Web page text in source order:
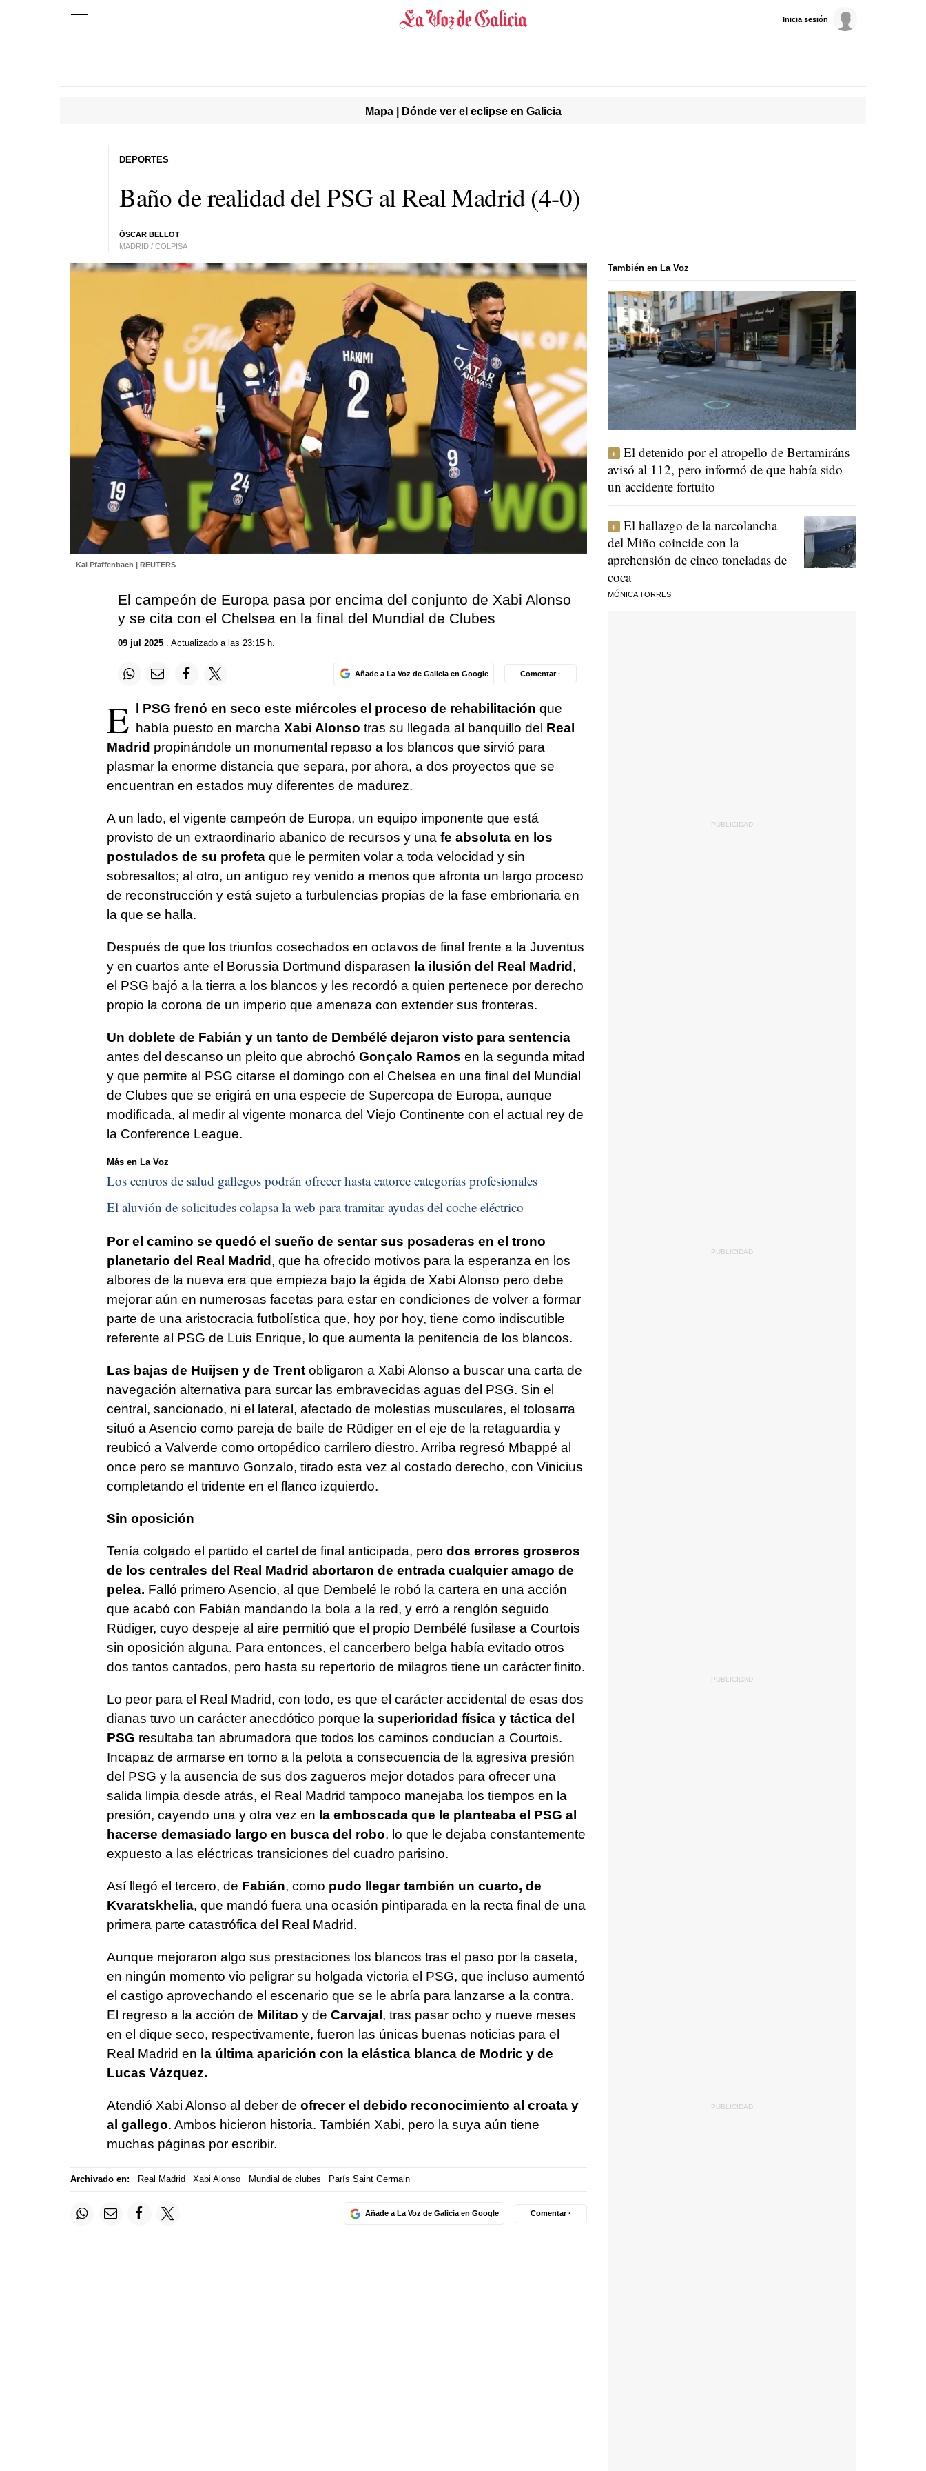
Inicia sesión
Mapa | Dónde ver el eclipse en Galicia
Baño de realidad del PSG al Real Madrid (4-0)
ÓSCAR BELLOT
MADRID / COLPISA
DEPORTES
Kai Pfaffenbach | REUTERS
El campeón de Europa pasa por encima del conjunto de Xabi Alonso
y se cita con el Chelsea en la final del Mundial de Clubes
09 jul 2025. Actualizado a las 23:15 h.
Añade a La Voz de Galicia en Google Comentar ·
E l PSG frenó en seco este miércoles el proceso de rehabilitación que
había puesto en marcha Xabi Alonso tras su llegada al banquillo del Real
Madrid propinándole un monumental repaso a los blancos que sirvió para
plasmar la enorme distancia que separa, por ahora, a dos proyectos que se
encuentran en estados muy diferentes de madurez.
A un lado, el vigente campeón de Europa, un equipo imponente que está
provisto de un extraordinario abanico de recursos y una fe absoluta en los
postulados de su profetaque le permiten volar a toda velocidad y sin
sobresaltos; al otro, un antiguo rey venido a menos que afronta un largo proceso
de reconstrucción y está sujeto a turbulencias propias de la fase embrionaria en
la que se halla.
Después de que los triunfos cosechados en octavos de final frente a la Juventus
y en cuartos ante el Borussia Dortmund disparasen la ilusión del Real Madrid,
el PSG bajó a la tierra a los blancos y les recordó a quien pertenece por derecho
propio la corona de un imperio que amenaza con extender sus fronteras.
Un doblete de Fabián y un tanto de Dembélé dejaron visto para sentencia
antes del descanso un pleito que abrochó Gonçalo Ramos en la segunda mitad
y que permite al PSG citarse el domingo con el Chelsea en una final del Mundial
de Clubes que se erigirá en una especie de Supercopa de Europa, aunque
modificada, al medir al vigente monarca del Viejo Continente con el actual rey de
la Conference League.
Más en La Voz
Los centros de salud gallegos podrán ofrecer hasta catorce categorías profesionales
El aluvión de solicitudes colapsa la web para tramitar ayudas del coche eléctrico
Por el camino se quedó el sueño de sentar sus posaderas en el trono
planetario del Real Madrid, que ha ofrecido motivos para la esperanza en los
albores de la nueva era que empieza bajo la égida de Xabi Alonso pero debe
mejorar aún en numerosas facetas para estar en condiciones de volver a formar
parte de una aristocracia futbolística que, hoy por hoy, tiene como indiscutible
referente al PSG de Luis Enrique, lo que aumenta la penitencia de los blancos.
Las bajas de Huijsen y de Trentobligaron a Xabi Alonso a buscar una carta de
navegación alternativa para surcar las embravecidas aguas del PSG. Sin el
central, sancionado, ni el lateral, afectado de molestias musculares, el tolosarra
situó a Asencio como pareja de baile de Rüdiger en el eje de la retaguardia y
reubicó a Valverde como ortopédico carrilero diestro. Arriba regresó Mbappé al
once pero se mantuvo Gonzalo, tirado esta vez al costado derecho, con Vinicius
completando el tridente en el flanco izquierdo.
Sin oposición
Tenía colgado el partido el cartel de final anticipada, pero dos errores groseros
de los centrales del Real Madrid abortaron de entrada cualquier amago de
pelea. Falló primero Asencio, al que Dembelé le robó la cartera en una acción
que acabó con Fabián mandando la bola a la red, y erró a renglón seguido
Rüdiger, cuyo despeje al aire permitió que el propio Dembélé fusilase a Courtois
sin oposición alguna. Para entonces, el cancerbero belga había evitado otros
dos tantos cantados, pero hasta su repertorio de milagros tiene un carácter finito.
Lo peor para el Real Madrid, con todo, es que el carácter accidental de esas dos
dianas tuvo un carácter anecdótico porque la superioridad física y táctica del
PSG resultaba tan abrumadora que todos los caminos conducían a Courtois.
Incapaz de armarse en torno a la pelota a consecuencia de la agresiva presión
del PSG y la ausencia de sus dos zagueros mejor dotados para ofrecer una
salida limpia desde atrás, el Real Madrid tampoco manejaba los tiempos en la
presión, cayendo una y otra vez en la emboscada que le planteaba el PSG al
hacerse demasiado largo en busca del robo, lo que le dejaba constantemente
expuesto a las eléctricas transiciones del cuadro parisino.
Así llegó el tercero, de Fabián, como pudo llegar también un cuarto, de
Kvaratskhelia, que mandó fuera una ocasión pintiparada en la recta final de una
primera parte catastrófica del Real Madrid.
Aunque mejoraron algo sus prestaciones los blancos tras el paso por la caseta,
en ningún momento vio peligrar su holgada victoria el PSG, que incluso aumentó
el castigo aprovechando el escenario que se le abría para lanzarse a la contra.
El regreso a la acción de Militao y de Carvajal, tras pasar ocho y nueve meses
en el dique seco, respectivamente, fueron las únicas buenas noticias para el
Real Madrid en la última aparición con la elástica blanca de Modric y de
Lucas Vázquez.
Atendió Xabi Alonso al deber de ofrecer el debido reconocimiento al croata y
al gallego. Ambos hicieron historia. También Xabi, pero la suya aún tiene
muchas páginas por escribir.
Archivado en: Real Madrid Xabi Alonso Mundial de clubes París Saint Germain
Añade a La Voz de Galicia en Google Comentar ·
También en La Voz
El detenido por el atropello de Bertamiráns
avisó al 112, pero informó de que había sido
un accidente fortuito
El hallazgo de la narcolancha
del Miño coincide con la
aprehensión de cinco toneladas de
coca
MÓNICA TORRES